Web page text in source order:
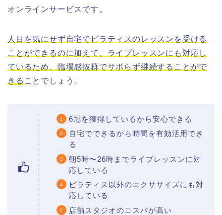
オンラインサービスです。
人目を気にせず自宅でピラティスのレッスンを受ける
ことができるのに加えて、ライブレッスンにも対応し
ているため、臨場感抜群でサボらず継続することがで
きる ことでしょう。
6冠を獲得しているから安心できる
自宅でできるから時間を有効活用でき
る
朝5時〜26時までライブレッスンに対
応している
ピラティス以外のエクササイズにも対
応している
店舗スタジオのコスパが高い